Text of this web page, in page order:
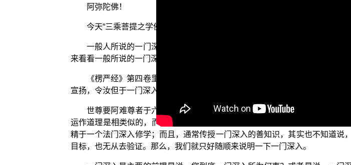
阿弥陀佛！
今天“三乘菩提之学佛释疑”要跟大家来谈谈：如何一门深入？
一般人所说的一门深入，个人是觉得说，其实是还有一点讨论的空间；
来看看一般所说的一门深入的意涵，再来思惟如何一门深入的问题。
《楞严经》第四卷里面曾经提到说：【十方如来于十八界一一修行，皆
宣扬，令汝但于一门深入，入一无妄，彼六知根一时清净。】（《楞严经》卷四
世尊要阿难尊者于六根中，先选择一个根门，固定一个根门深入去观察
运作道理是相类似的，而又因为说，知道这样的一门深入是可以达到“入一无
精于一个法门深入修学；而且，通常传授一门深入的善知识，其实也不知道
目标，也无从去验证。那么，我们就只好随顺来说明一下一门深入。